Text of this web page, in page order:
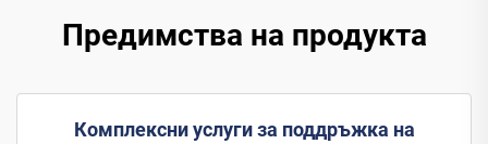
Предимства на продукта
Комплексни услуги за поддръжка на